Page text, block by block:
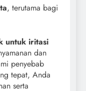
, terutama bagi
untuk iritasi
dan
penyebab
tepat, Anda
serta